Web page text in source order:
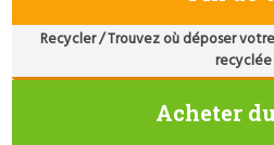
Recycler / Trouvez où déposer
recyclée
Acheter